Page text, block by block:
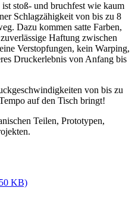
ist stoß- und bruchfest wie kaum
Schlagzähigkeit von bis zu 8
Dazu kommen satte Farben,
Haftung zwischen
Verstopfungen, kein Warping,
Druckerlebnis von Anfang bis
von bis zu
auf den Tisch bringt!
Teilen, Prototypen,
KB)